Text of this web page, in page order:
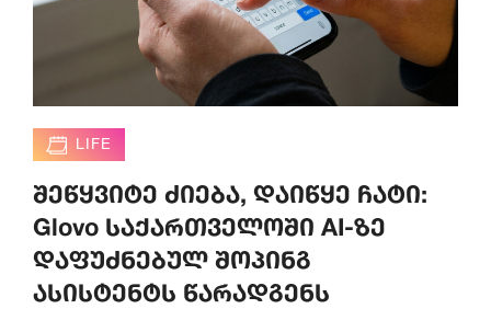
LIFE
შეწყვიტე ძიება, დაიწყე ჩატი:
Glovo საქართველოში AI-ზე
დაფუძნებულ შოპინგ
ასისტენტს წარადგენს